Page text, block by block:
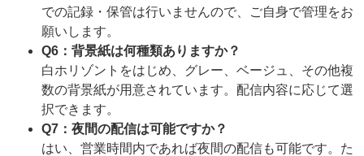
での記録・保管は行いませんので、ご自身で管理をお
願いします。
Q6：背景紙は何種類ありますか？
白ホリゾントをはじめ、グレー、ベージュ、その他複
数の背景紙が用意されています。配信内容に応じて選
択できます。
Q7：夜間の配信は可能ですか？
はい、営業時間内であれば夜間の配信も可能です。た